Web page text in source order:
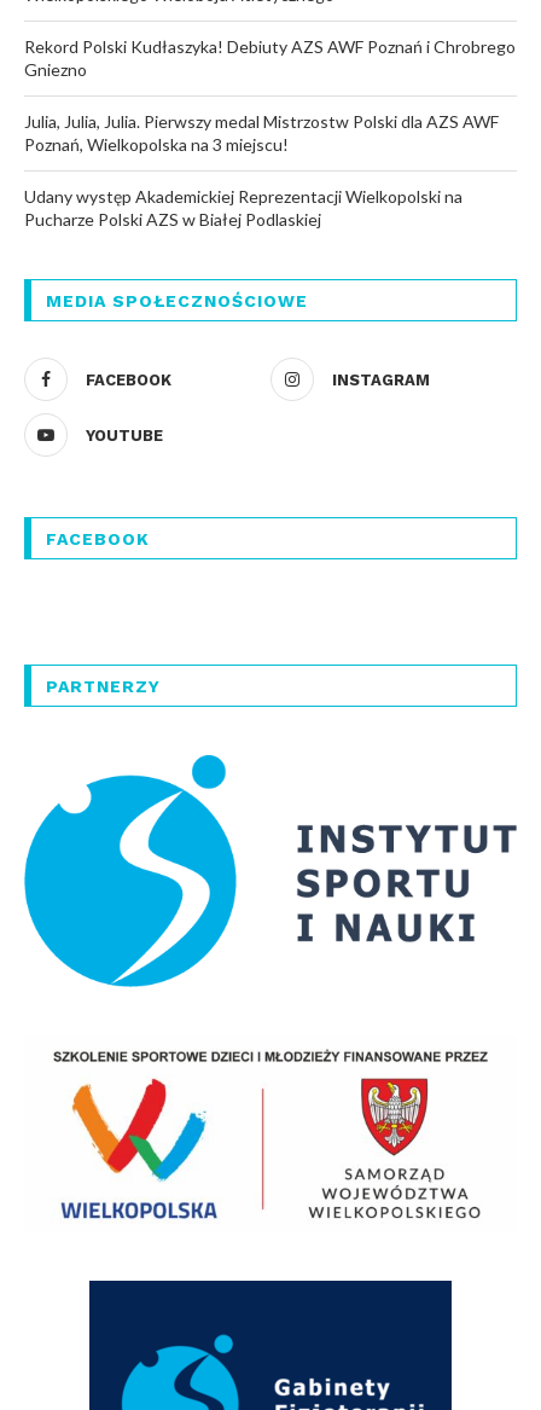
Rekord Polski Kudłaszyka! Debiuty AZS AWF Poznań i Chrobrego
Gniezno
Julia, Julia, Julia. Pierwszy medal Mistrzostw Polski dla AZS AWF
Poznań, Wielkopolska na 3 miejscu!
Udany występ Akademickiej Reprezentacji Wielkopolski na
Pucharze Polski AZS w Białej Podlaskiej
MEDIA SPOŁECZNOŚCIOWE
FACEBOOK INSTAGRAM
YOUTUBE
FACEBOOK
PARTNERZY